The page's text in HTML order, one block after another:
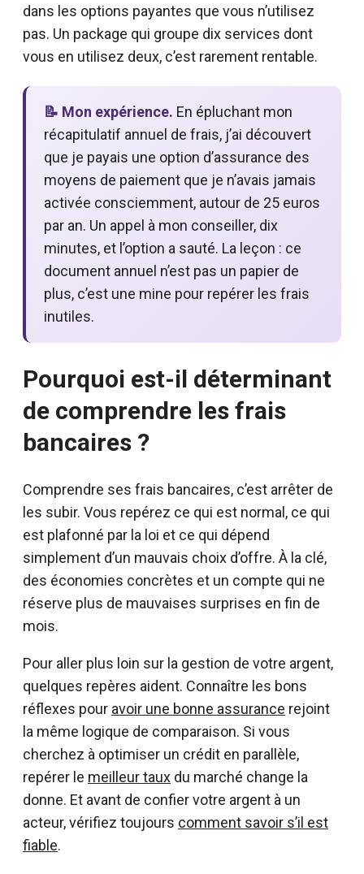
dans les options payantes que vous n’utilisez
pas. Un package qui groupe dix services dont
vous en utilisez deux, c’est rarement rentable.
📝 Mon expérience. En épluchant mon
récapitulatif annuel de frais, j’ai découvert
que je payais une option d’assurance des
moyens de paiement que je n’avais jamais
activée consciemment, autour de 25 euros
par an. Un appel à mon conseiller, dix
minutes, et l’option a sauté. La leçon : ce
document annuel n’est pas un papier de
plus, c’est une mine pour repérer les frais
inutiles.
Pourquoi est-il déterminant
de comprendre les frais
bancaires ?
Comprendre ses frais bancaires, c’est arrêter de
les subir. Vous repérez ce qui est normal, ce qui
est plafonné par la loi et ce qui dépend
simplement d’un mauvais choix d’offre. À la clé,
des économies concrètes et un compte qui ne
réserve plus de mauvaises surprises en fin de
mois.
Pour aller plus loin sur la gestion de votre argent,
quelques repères aident. Connaître les bons
réflexes pour avoir une bonne assurance rejoint
la même logique de comparaison. Si vous
cherchez à optimiser un crédit en parallèle,
repérer le meilleur taux du marché change la
donne. Et avant de confier votre argent à un
acteur, vérifiez toujours comment savoir s’il est
fiable.